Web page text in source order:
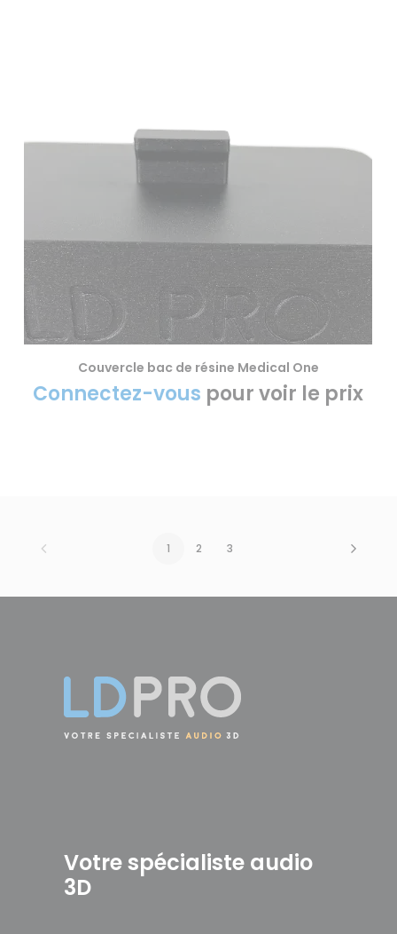
Couvercle bac de résine Medical One
Connectez-vous pour voir le prix
1 2 3
Votre spécialiste audio
3D